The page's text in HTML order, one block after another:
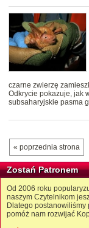
czarne zwierzę
Odkrycie pokazuje, jak
subsaharyjskie pasma
« poprzednia strona
Zostań Patronem
Od 2006 roku
naszym Czytelnikom
Dlatego postanowiliśmy
pomóż nam rozwijać